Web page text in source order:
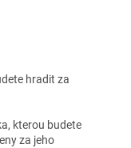
hradit za
kterou budete
za jeho